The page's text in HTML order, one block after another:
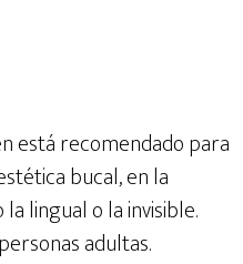
está recomendado para
bucal, en la
lingual o la invisible.
adultas.